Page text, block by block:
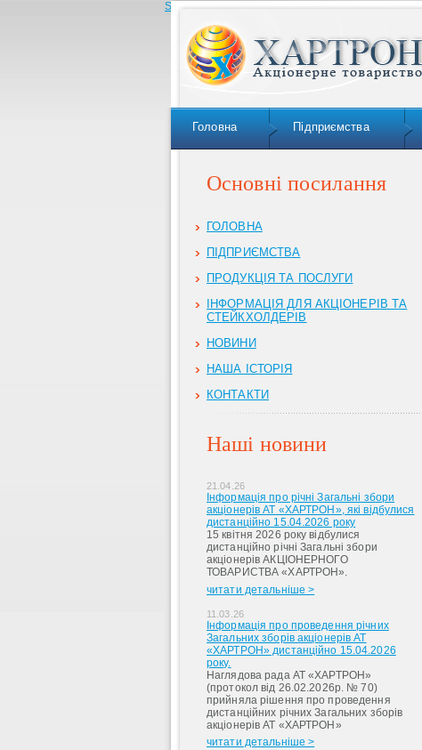
Skip to navigation
Головна Підприємства
Основні посилання
ГОЛОВНА
ПІДПРИЄМСТВА
ПРОДУКЦІЯ ТА ПОСЛУГИ
ІНФОРМАЦІЯ ДЛЯ АКЦІОНЕРІВ ТА
СТЕЙКХОЛДЕРІВ
НОВИНИ
НАША ІСТОРІЯ
КОНТАКТИ
Наші новини
21.04.26
Інформація про річні Загальні збори
акціонерів АТ «ХАРТРОН», які відбулися
дистанційно 15.04.2026 року
15 квітня 2026 року відбулися
дистанційно річні Загальні збори
акціонерів АКЦІОНЕРНОГО
ТОВАРИСТВА «ХАРТРОН».
читати детальніше >
11.03.26
Інформація про проведення річних
Загальних зборів акціонерів АТ
«ХАРТРОН» дистанційно 15.04.2026
року.
Наглядова рада АТ «ХАРТРОН»
(протокол від 26.02.2026р. № 70)
прийняла рішення про проведення
дистанційних річних Загальних зборів
акціонерів АТ «ХАРТРОН»
читати детальніше >